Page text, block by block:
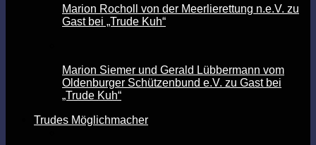
Marion Rocholl von der Meerlierettung n.e.V. zu
Gast bei „Trude Kuh“
Marion Siemer und Gerald Lübbermann vom
Oldenburger Schützenbund e.V. zu Gast bei
„Trude Kuh“
Trudes Möglichmacher